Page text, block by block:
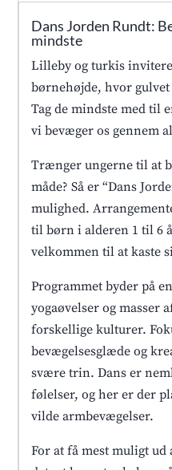
Dans Jorden Rundt:
mindste
Lilleby og turkis
børnehøjde, hvor
Tag de mindste med til
vi bevæger os gennem
Trænger ungerne til at
måde? Så er “Dans
mulighed.
til børn i alderen 1 til 6
velkommen til at kaste
Programmet byder på
yogaøvelser og masser
forskellige kulturer.
bevægelsesglæde og
svære trin. Dans er
følelser, og her er der
vilde armbevægelser.
For at få mest muligt ud